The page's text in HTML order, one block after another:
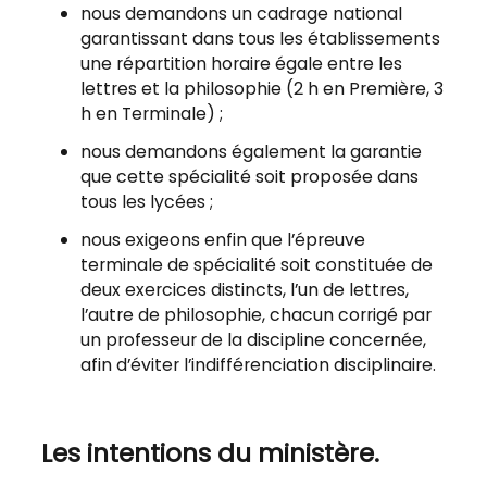
nous demandons un cadrage national
garantissant dans tous les établissements
une répartition horaire égale entre les
lettres et la philosophie (2 h en Première, 3
h en Terminale) ;
nous demandons également la garantie
que cette spécialité soit proposée dans
tous les lycées ;
nous exigeons enfin que l’épreuve
terminale de spécialité soit constituée de
deux exercices distincts, l’un de lettres,
l’autre de philosophie, chacun corrigé par
un professeur de la discipline concernée,
afin d’éviter l’indifférenciation disciplinaire.
Les intentions du ministère.